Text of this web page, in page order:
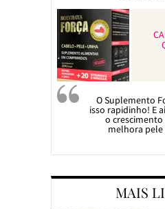
O Suplemento
isso rapidinho! E
o crescimento
melhora pele
MAIS